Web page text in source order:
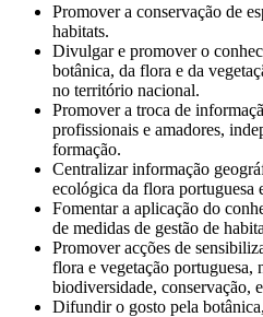
Promover a conservação de
habitats.
Divulgar e promover o
botânica, da flora e da
no território nacional.
Promover a troca de
profissionais e amadores,
formação.
Centralizar informação
ecológica da flora portuguesa
Fomentar a aplicação do
de medidas de gestão de
Promover acções de
flora e vegetação portuguesa,
biodiversidade, conservação,
Difundir o gosto pela